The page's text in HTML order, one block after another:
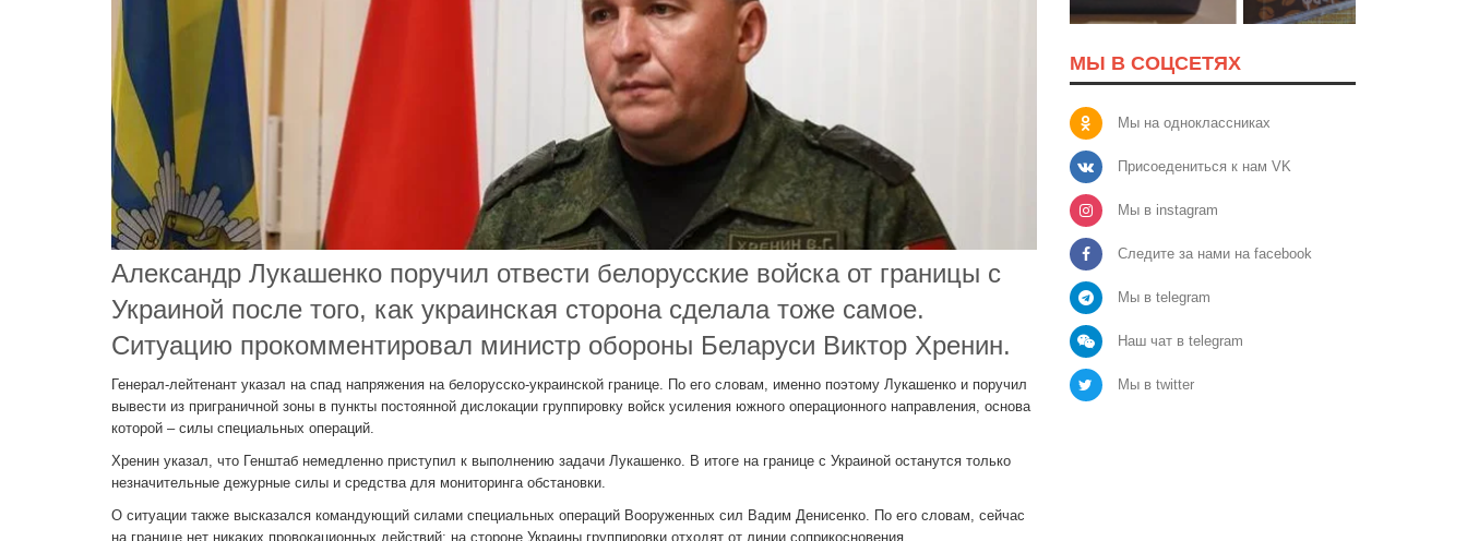
Александр Лукашенко поручил отвести белорусские войска от границы с
Украиной после того, как украинская сторона сделала тоже самое.
Ситуацию прокомментировал министр обороны Беларуси Виктор Хренин.
Генерал-лейтенант указал на спад напряжения на белорусско-украинской границе. По его словам, именно поэтому Лукашенко и поручил
вывести из приграничной зоны в пункты постоянной дислокации группировку войск усиления южного операционного направления, основа
которой – силы специальных операций.
Хренин указал, что Генштаб немедленно приступил к выполнению задачи Лукашенко. В итоге на границе с Украиной останутся только
незначительные дежурные силы и средства для мониторинга обстановки.
О ситуации также высказался командующий силами специальных операций Вооруженных сил Вадим Денисенко. По его словам, сейчас
на границе нет никаких провокационных действий: на стороне Украины группировки отходят от линии соприкосновения.
МЫ В СОЦСЕТЯХ
Мы на одноклассниках
Присоедениться к нам VK
Мы в instagram
Следите за нами на facebook
Мы в telegram
Наш чат в telegram
Мы в twitter